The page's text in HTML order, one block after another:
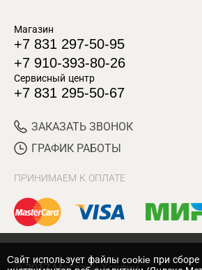
Магазин
+7 831 297-50-95
+7 910-393-80-26
Сервисный центр
+7 831 295-50-67
ЗАКАЗАТЬ ЗВОНОК
ГРАФИК РАБОТЫ
ПРИНИМАЕМ К ОПЛАТЕ
Cайт использует файлы cookie при